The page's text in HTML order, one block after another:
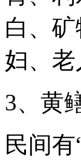
白、
妇、
3、黄
民间